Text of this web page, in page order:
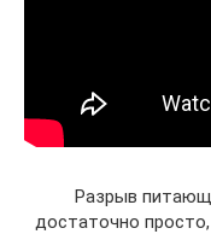
Разрыв
достаточно